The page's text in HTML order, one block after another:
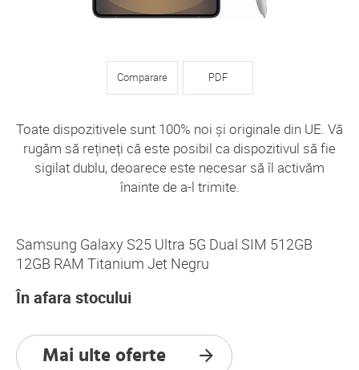
Comparare PDF
Toate dispozitivele sunt 100% noi și originale din UE. Vă
rugăm să rețineți că este posibil ca dispozitivul să fie
sigilat dublu, deoarece este necesar să îl activăm
înainte de a-l trimite.
Samsung Galaxy S25 Ultra 5G Dual SIM 512GB
12GB RAM Titanium Jet Negru
În afara stocului
Mai ulte oferte